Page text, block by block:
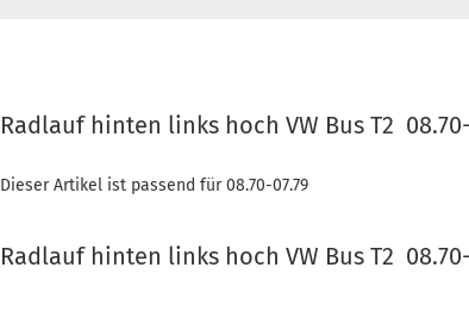
Radlauf hinten links hoch VW Bus T2
Dieser Artikel ist passend für 08.70-07.79
Radlauf hinten links hoch VW Bus T2